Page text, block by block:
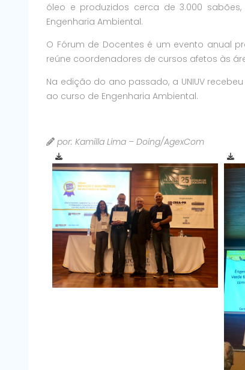
óleo e produzidos cerca de 3.000
Engenharia Ambiental.
O Fórum de Docentes é um evento anual
reúne coordenadores de cursos afetos às
Na edição do ano passado, a UNIUV
ao curso de Engenharia Ambiental.
por: Kamilla Lima – Doing/AgexCom